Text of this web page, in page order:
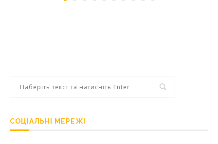
СОЦІАЛЬНІ МЕРЕЖІ